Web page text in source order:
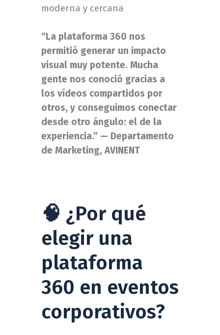
moderna y cercana
“La plataforma 360 nos
permitió generar un impacto
visual muy potente. Mucha
gente nos conoció gracias a
los vídeos compartidos por
otros, y conseguimos conectar
desde otro ángulo: el de la
experiencia.” — Departamento
de Marketing, AVINENT
🧠 ¿Por qué
elegir una
plataforma
360 en eventos
corporativos?